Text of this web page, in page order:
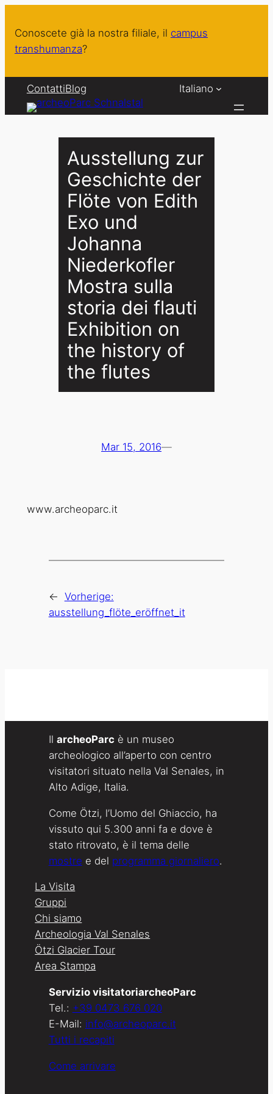
contenuto
Conoscete già la nostra filiale, il campus
transhumanza?
ContattiBlog Italiano
Ausstellung zur
Geschichte der
Flöte von Edith
Exo und
Johanna
Niederkofler
Mostra sulla
storia dei flauti
Exhibition on
the history of
the flutes
Mar 15, 2016—
www.archeoparc.it
← Vorherige:
ausstellung_flöte_eröffnet_it
Il archeoParc è un museo
archeologico all’aperto con centro
visitatori situato nella Val Senales, in
Alto Adige, Italia.
Come Ötzi, l’Uomo del Ghiaccio, ha
vissuto qui 5.300 anni fa e dove è
stato ritrovato, è il tema delle
mostre e del programma giornaliero.
La Visita
Gruppi
Chi siamo
Archeologia Val Senales
Ötzi Glacier Tour
Area Stampa
Servizio visitatoriarcheoParc
Tel.: +39 0473 676 020
E-Mail: info@archeoparc.it
Tutti i recapiti
Come arrivare